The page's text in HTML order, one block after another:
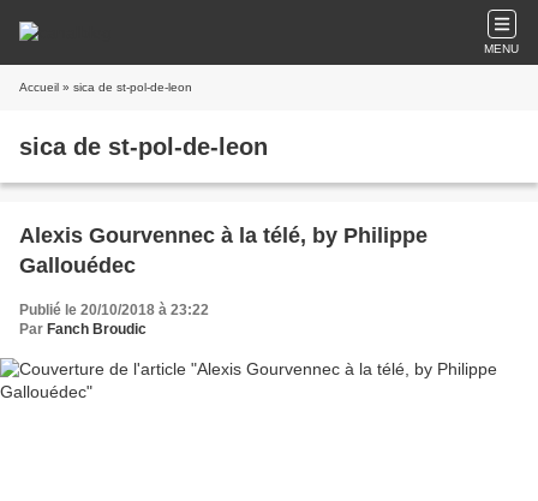
MENU
Accueil » sica de st-pol-de-leon
sica de st-pol-de-leon
Alexis Gourvennec à la télé, by Philippe
Gallouédec
Publié le 20/10/2018 à 23:22
Par Fanch Broudic